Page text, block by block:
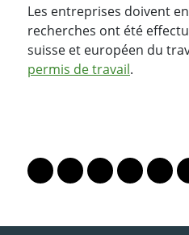
Les entreprises doivent
recherches ont été
suisse et européen du
permis de travail.
Lien vers le profil
Lien vers le profil
Lien vers le
Lien vers
Lien